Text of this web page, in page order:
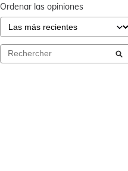
Ordenar las opiniones